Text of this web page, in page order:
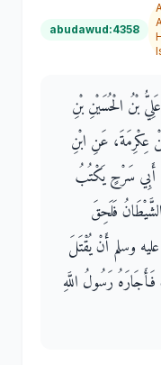
abudawud:4358
بْنُ الْحُسَيْنِ بْنِ
عِكْرِمَةَ، عَنِ ابْنِ
أَبِي سَرْحٍ يَكْتُبُ
فَلَحِقَ
وسلم أَنْ يُقْتَلَ
رَسُولُ اللَّهِ